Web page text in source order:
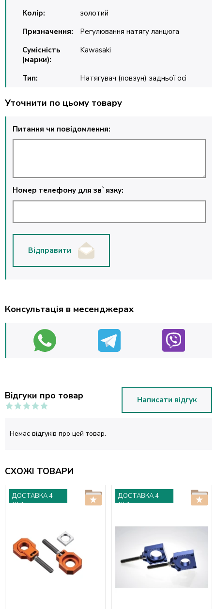
Колір:
золотий
Призначення:
Регулювання натягу ланцюга
Сумісність
(марки):
Kawasaki
Тип: Натягувач (повзун) задньої осі
Уточнити по цьому товару
Питання чи повідомлення:
Номер телефону для зв`язку:
Відправити
Консультація в месенджерах
Відгуки про товар Написати відгук
Немає відгуків про цей товар.
СХОЖІ ТОВАРИ
ДОСТАВКА 4
ДНІ
ДОСТАВКА 4
ДНІ